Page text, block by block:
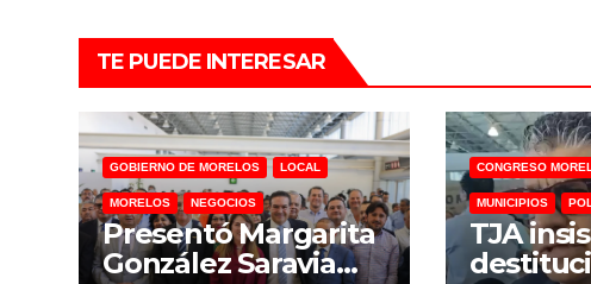
TE PUEDE INTERESAR
GOBIERNO DE MORELOS LOCAL
MORELOS NEGOCIOS
Presentó Margarita
González Saravia
CONGRESO
MUNICIPIOS
TJA